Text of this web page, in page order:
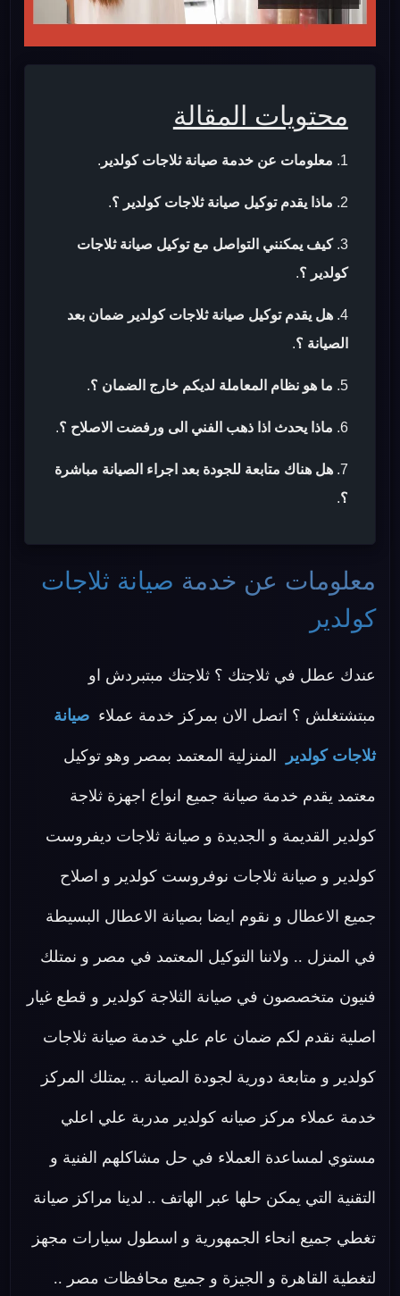
محتويات المقالة
معلومات عن خدمة صيانة ثلاجات كولدير .
ماذا يقدم توكيل صيانة ثلاجات كولدير ؟.
كيف يمكنني التواصل مع توكيل صيانة ثلاجات
كولدير ؟.
هل يقدم توكيل صيانة ثلاجات كولدير ضمان بعد
الصيانة ؟.
ما هو نظام المعاملة لديكم خارج الضمان ؟.
ماذا يحدث اذا ذهب الفني الى ورفضت الاصلاح ؟.
هل هناك متابعة للجودة بعد اجراء الصيانة مباشرة
؟.
معلومات عن خدمة صيانة ثلاجات
كولدير
عندك عطل في ثلاجتك ؟ ثلاجتك مبتبردش او
مبتشتغلش ؟ اتصل الان بمركز خدمة عملاء صيانة
ثلاجات كولدير المنزلية المعتمد بمصر وهو توكيل
معتمد يقدم خدمة صيانة جميع انواع اجهزة ثلاجة
كولدير القديمة و الجديدة و صيانة ثلاجات ديفروست
كولدير و صيانة ثلاجات نوفروست كولدير و اصلاح
جميع الاعطال و نقوم ايضا بصيانة الاعطال البسيطة
في المنزل .. ولاننا التوكيل المعتمد في مصر و نمتلك
فنيون متخصصون في صيانة الثلاجة كولدير و قطع غيار
اصلية نقدم لكم ضمان عام علي خدمة صيانة ثلاجات
كولدير و متابعة دورية لجودة الصيانة .. يمتلك المركز
خدمة عملاء مركز صيانه كولدير مدربة علي اعلي
مستوي لمساعدة العملاء في حل مشاكلهم الفنية و
التقنية التي يمكن حلها عبر الهاتف .. لدينا مراكز صيانة
تغطي جميع انحاء الجمهورية و اسطول سيارات مجهز
لتغطية القاهرة و الجيزة و جميع محافظات مصر ..